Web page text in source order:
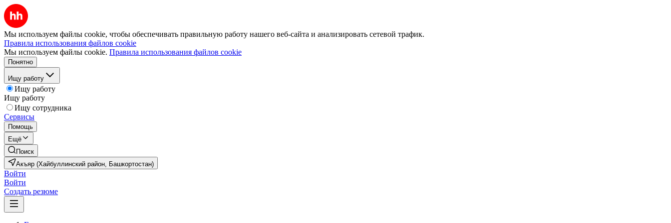
Мы используем файлы cookie, чтобы обеспечивать правильную работу нашего веб-сайта и анализировать сетевой трафик.
Правила использования файлов cookie
Мы используем файлы cookie. Правила использования файлов cookie
Понятно
Ищу работу
Ищу работу
Ищу работу
Ищу сотрудника
Сервисы
Помощь
Ещё
Поиск
Акъяр (Хайбуллинский район, Башкортостан)
Войти
Войти
Создать резюме